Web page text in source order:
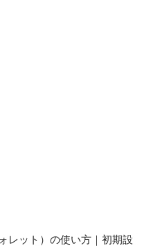
レット）の使い方｜初期設